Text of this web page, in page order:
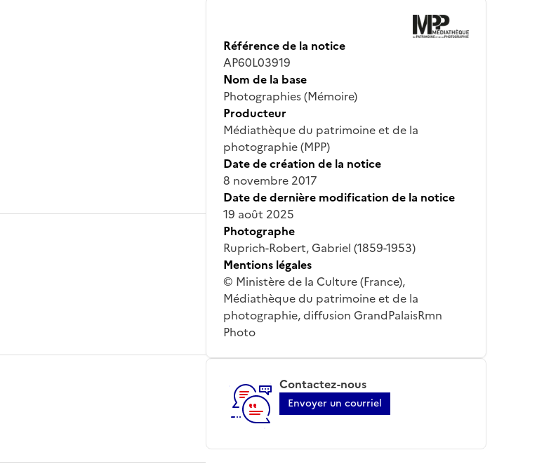
Référence de la notice
AP60L03919
Nom de la base
Photographies (Mémoire)
Producteur
Médiathèque du patrimoine et de la
photographie (MPP)
Date de création de la notice
8 novembre 2017
Date de dernière modification de la notice
19 août 2025
Photographe
Ruprich-Robert, Gabriel (1859-1953)
Mentions légales
© Ministère de la Culture (France),
Médiathèque du patrimoine et de la
photographie, diffusion GrandPalaisRmn
Photo
Contactez-nous
Envoyer un courriel